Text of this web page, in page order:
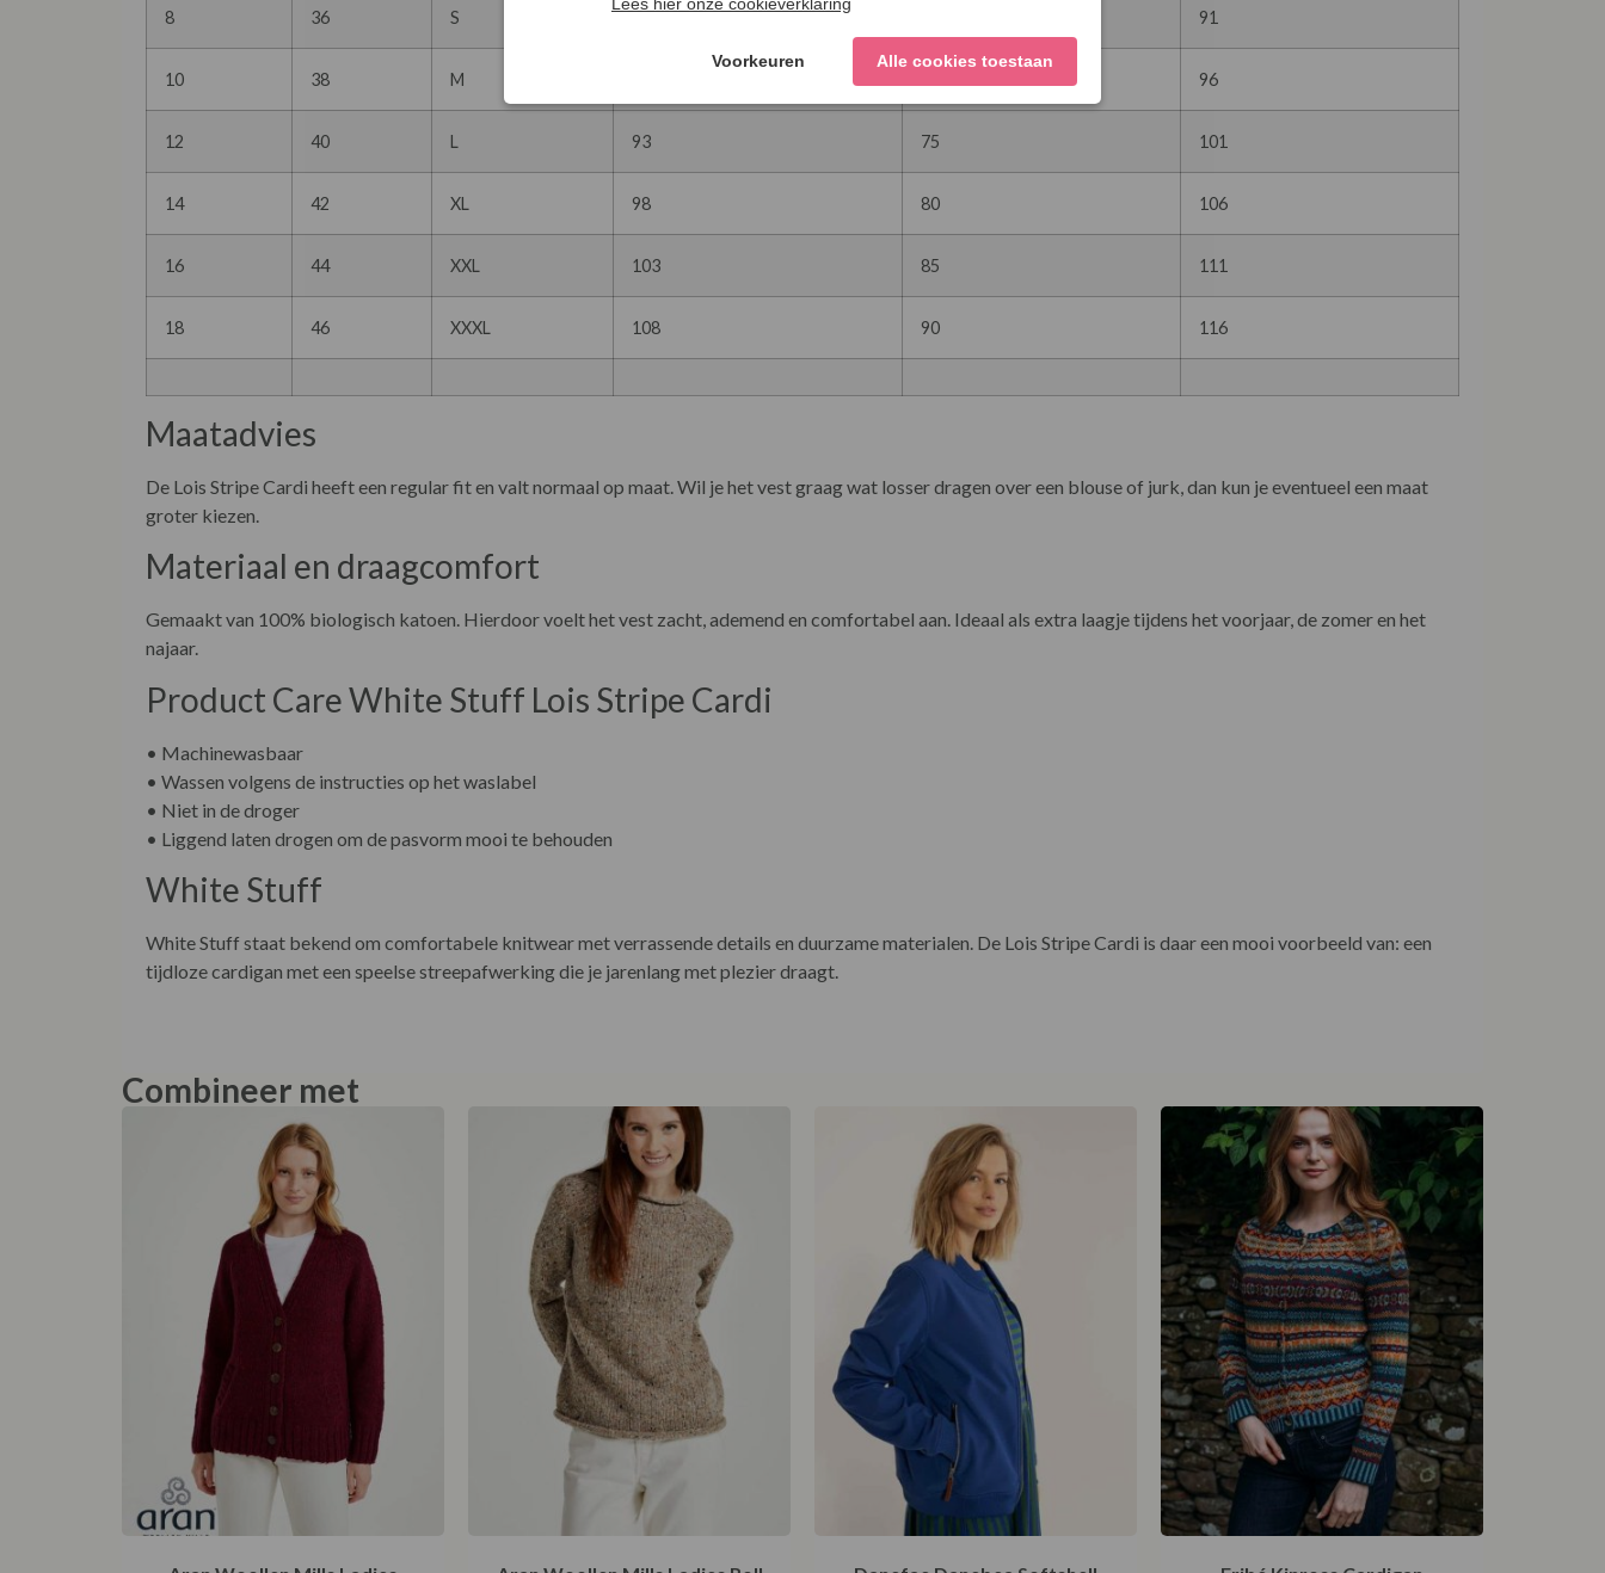
8 36 S 83 91
10 38 M 96
12 40 L 93 75 101
14 42 XL 98 80 106
16 44 XXL 103 85 111
18 46 XXXL 108 90 116
Maatadvies
De Lois Stripe Cardi heeft een regular fit en valt normaal op maat. Wil je het vest graag wat losser dragen over een blouse of jurk, dan kun je eventueel een maat
groter kiezen.
Materiaal en draagcomfort
Gemaakt van 100% biologisch katoen. Hierdoor voelt het vest zacht, ademend en comfortabel aan. Ideaal als extra laagje tijdens het voorjaar, de zomer en het
najaar.
Product Care White Stuff Lois Stripe Cardi
• Machinewasbaar
• Wassen volgens de instructies op het waslabel
• Niet in de droger
• Liggend laten drogen om de pasvorm mooi te behouden
White Stuff
White Stuff staat bekend om comfortabele knitwear met verrassende details en duurzame materialen. De Lois Stripe Cardi is daar een mooi voorbeeld van: een
tijdloze cardigan met een speelse streepafwerking die je jarenlang met plezier draagt.
Combineer met